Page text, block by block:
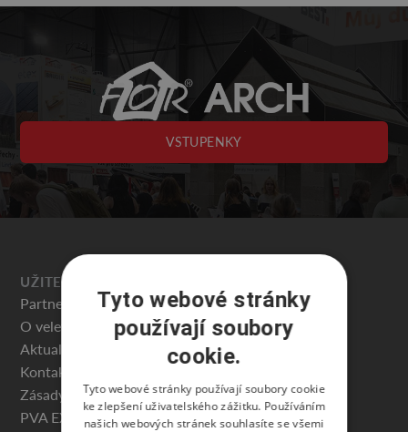
VSTUPENKY
UŽITEČNÉ
Partneři veletrhu
O veletrhu
Aktuality
Kontakty
Zásady ochrany osobních údajů
PVA EXPO PRAHA
Tyto webové stránky
používají soubory
cookie.
Tyto webové stránky používají soubory cookie
ke zlepšení uživatelského zážitku. Používáním
našich webových stránek souhlasíte se všemi